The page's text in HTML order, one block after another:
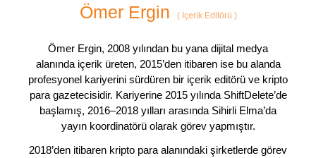
Ömer Ergin (İçerik Editörü )
Ömer Ergin, 2008 yılından bu yana dijital medya
alanında içerik üreten, 2015’den itibaren ise bu alanda
profesyonel kariyerini sürdüren bir içerik editörü ve kripto
para gazetecisidir. Kariyerine 2015 yılında ShiftDelete’de
başlamış, 2016–2018 yılları arasında Sihirli Elma’da
yayın koordinatörü olarak görev yapmıştır.
2018’den itibaren kripto para alanındaki şirketlerde görev